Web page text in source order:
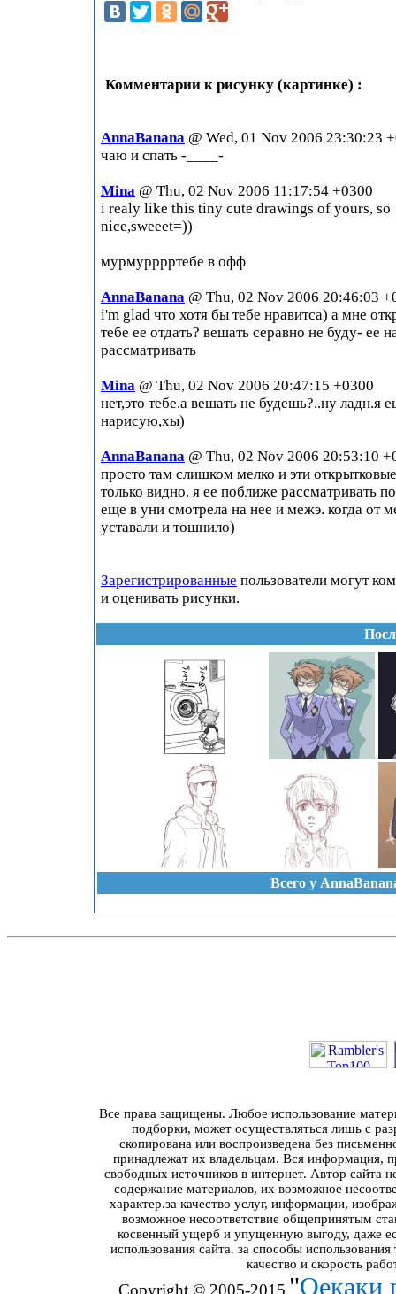
Комментарии к рисунку (картинке) :
AnnaBanana @ Wed, 01 Nov 2006 23:30:23
чаю и спать -____-
Mina @ Thu, 02 Nov 2006 11:17:54 +0300
i realy like this tiny cute drawings of yours, so
nice,sweeet=))
мурмурррртебе в офф
AnnaBanana @ Thu, 02 Nov 2006 20:46:03
i'm glad что хотя бы тебе нравитса) а мне
тебе ее отдать? вешать серавно не буду- ее
рассматривать
Mina @ Thu, 02 Nov 2006 20:47:15 +0300
нет,это тебе.а вешать не будешь?..ну ладн.я
нарисую,хы)
AnnaBanana @ Thu, 02 Nov 2006 20:53:10
просто там слишком мелко и эти
только видно. я ее поближе рассматривать
еще в уни смотрела на нее и межэ. когда от
уставали и тошнило)
Зарегистрированные пользователи могут
и оценивать рисунки.
Всего у
Все права защищены. Любое использование
подборки, может осуществляться лишь с
скопирована или воспроизведена без
принадлежат их владельцам. Вся информация,
свободных источников в интернет. Автор сайта
содержание материалов, их возможное
характер.за качество услуг, информации,
возможное несоответствие общепринятым
косвенный ущерб и упущенную выгоду, даже
использования сайта. за способы
качество и скорость
Copyright © 2005-2015 "Оекаки